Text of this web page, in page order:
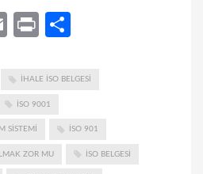
Email
Print
IHALE ISO BELGESI
ISO 9001
SISTEMI ISO 901
ZOR MU ISO BELGESI